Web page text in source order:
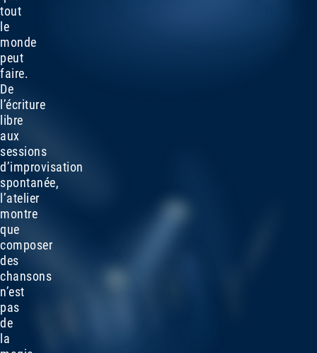
tout
le
monde
peut
faire.
De
l’écriture
libre
aux
sessions
d’improvisation
spontanée,
l’atelier
montre
que
composer
des
chansons
n’est
pas
de
la